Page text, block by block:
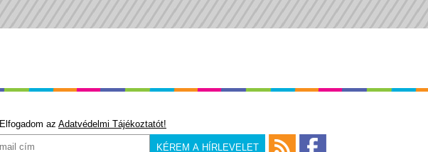
Elfogadom az Adatvédelmi Tájékoztatót!